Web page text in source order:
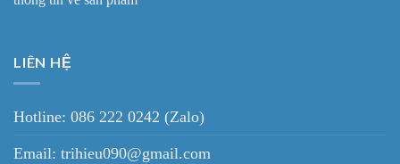
LIÊN HỆ
Hotline: 086 222 0242 (Zalo)
Email: trihieu090@gmail.com